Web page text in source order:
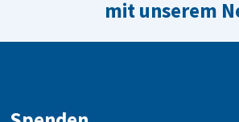
mit unserem